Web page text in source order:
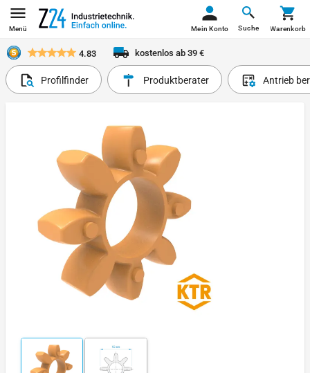
Menü Suche
Mein Konto Warenkorb
4.83 kostenlos ab 39 €
Profilfinder Produktberater Antrieb